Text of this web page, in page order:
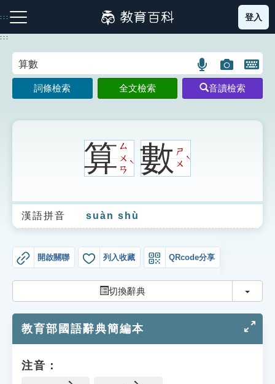
到
主
:::
注音索引圖示 筆畫索引圖示 部首索引表圖示
生字詞彙表
成語故事
索引選單
單字索引
登入
:::
語
言
搜
圖
片
搜
開
鍵
圖
詞條檢索 全文檢索 音讀檢索
算ㄙ
ㄨ
ㄢ
ˋ 數ㄕ
ㄨ
ˋ
漢語拼音 suàn shù
開啟關聯 列入收藏 QRcode分享
切換辭典 切換
教育部國語辭典簡編本
注音：